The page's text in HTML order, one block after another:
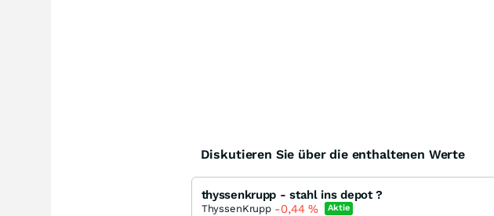
Diskutieren Sie über die enthaltenen Werte
thyssenkrupp - stahl ins depot ?
ThyssenKrupp -0,44% Aktie